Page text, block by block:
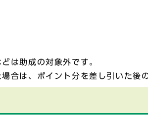
は助成の対象外です。
合は、ポイント分を差し引いた後